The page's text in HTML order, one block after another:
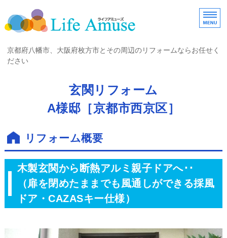
京都府八幡市・大阪府
京都府八幡市、大阪府枚方市とその周辺のリフォームならお任せく
ださい
お客様の声
会社案内
お問い合わせ
玄関リフォーム
A様邸［京都市西京区］
リフォーム概要
木製玄関から断熱アルミ親子ドアへ･･
（扉を閉めたままでも風通しができる採風
ドア・CAZASキー仕様）